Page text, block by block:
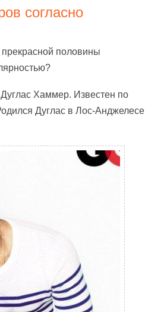
согласно
прекрасной половины
Хаммер. Известен по
Дуглас в Лос-Анджелесе